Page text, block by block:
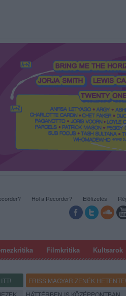
Filmkritika Kultsarok
Hol a Recorder? Előfizetés
FRISS MAGYAR ZENÉK HETENTE!
HÁTTÉRBEN IS KÖZÉPPONTBAN.